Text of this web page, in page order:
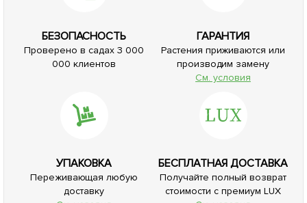
БЕЗОПАСНОСТЬ
Проверено в садах 3 000
000 клиентов
ГАРАНТИЯ
Растения приживаются или
производим замену
См. условия
УПАКОВКА
Переживающая любую
доставку
БЕСПЛАТНАЯ ДОСТАВКА
Получайте полный возврат
стоимости с премиум LUX